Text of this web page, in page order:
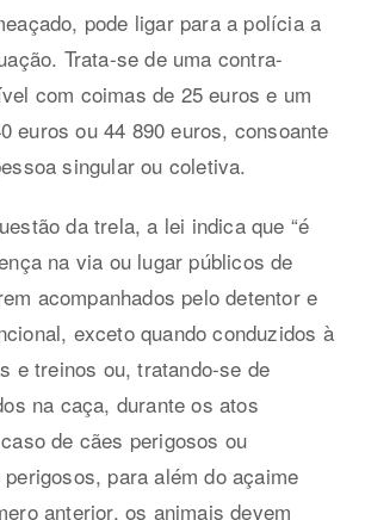
pode ligar para a polícia a
Trata-se de uma contra-
com coimas de 25 euros e um
euros ou 44 890 euros, consoante
singular ou coletiva.
da trela, a lei indica que “é
na via ou lugar públicos de
acompanhados pelo detentor e
exceto quando conduzidos à
e treinos ou, tratando-se de
na caça, durante os atos
de cães perigosos ou
para além do açaime
anterior, os animais devem